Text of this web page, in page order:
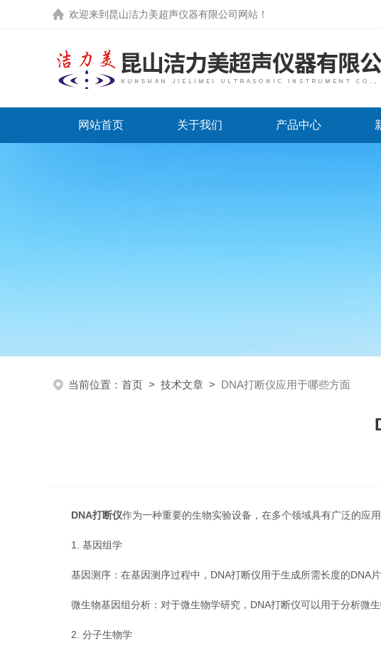
欢迎来到 昆山洁力美超声仪器有限公司网站 ！
网站首页 关于我们 产品中心
当前位置： 首页 > 技术文章 > DNA打断仪应用于哪些方面
DNA打断仪作为一种重要的生物实验设备，在多个领域具有广泛的应
1. 基因组学
基因测序：在基因测序过程中，DNA打断仪用于生成所需长度的DNA片
微生物基因组分析：对于微生物学研究，DNA打断仪可以用于分析微生
2. 分子生物学